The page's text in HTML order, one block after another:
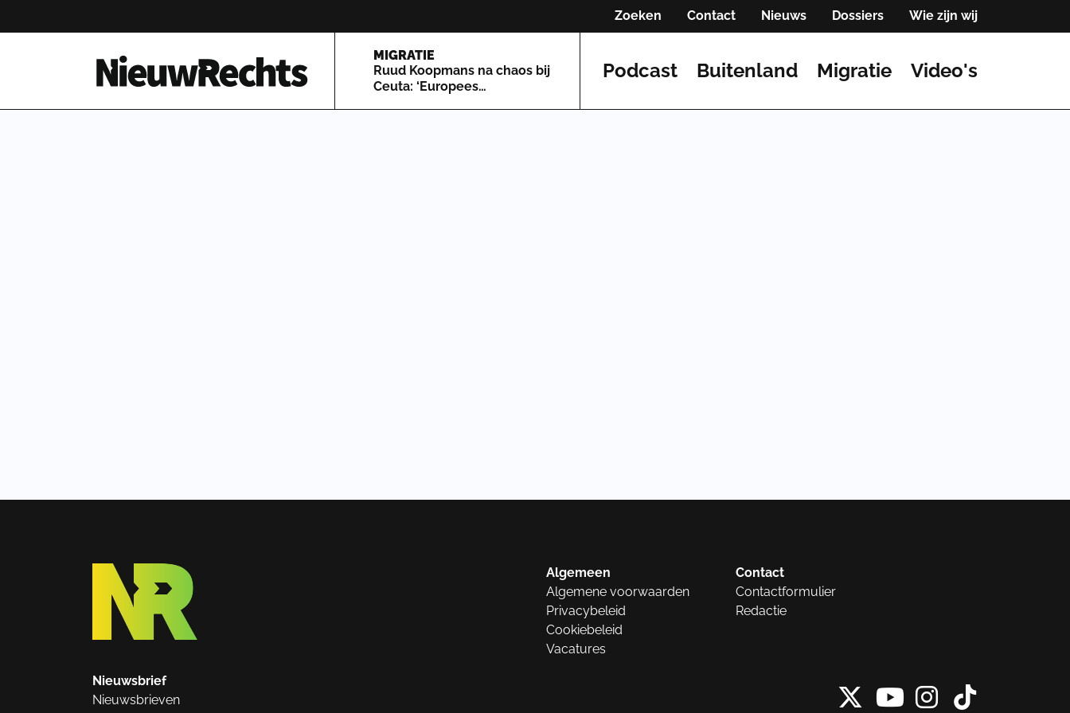
Zoeken Contact Nieuws Dossiers Wie zijn wij
Homepage van NieuwRechts
MIGRATIE
Ruud Koopmans na chaos bij
Ceuta: ‘Europees
Podcast Buitenland Migratie Video's
Algemeen
Algemene voorwaarden
Privacybeleid
Cookiebeleid
Vacatures
Contact
Contactformulier
Redactie
Nieuwsbrief
Nieuwsbrieven
X vanInstagram
Tiktok